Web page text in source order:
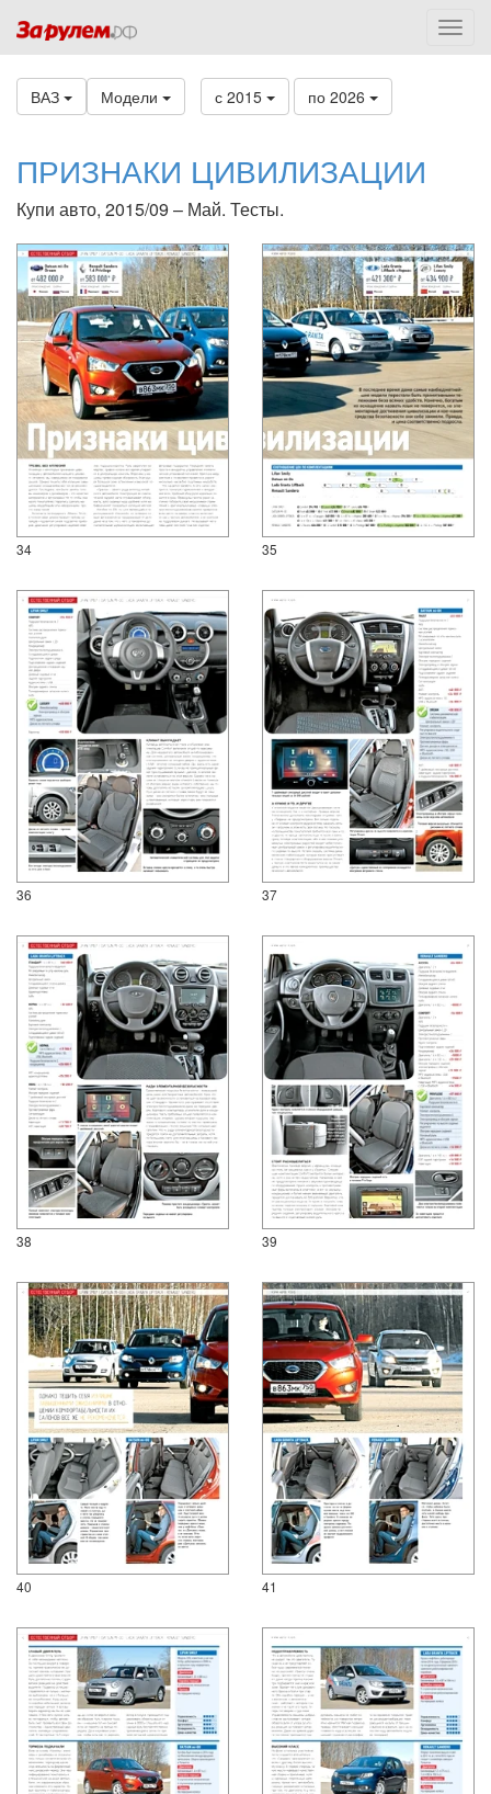
ВАЗ Модели с 2015 по 2026
ПРИЗНАКИ ЦИВИЛИЗАЦИИ
Купи авто, 2015/09 – Май. Тесты.
34 35
36 37
38 39
40 41